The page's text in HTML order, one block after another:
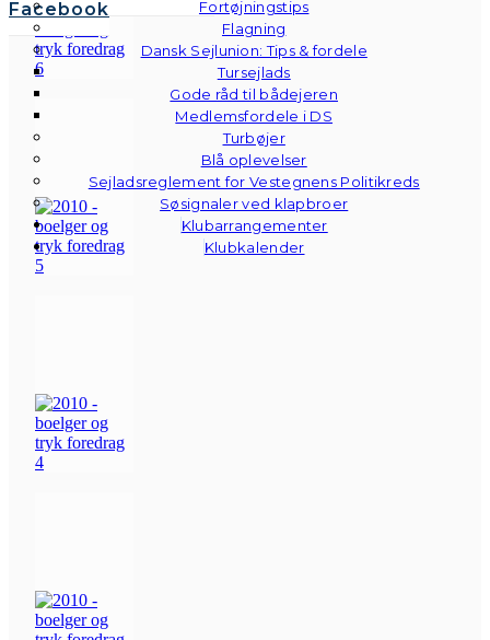
Fortøjningstips
Flagning
Dansk Sejlunion: Tips & fordele
Tursejlads
Gode råd til bådejeren
Medlemsfordele i DS
Turbøjer
Blå oplevelser
Sejladsreglement for Vestegnens Politikreds
Søsignaler ved klapbroer
Klubarrangementer
Klubkalender
Facebook